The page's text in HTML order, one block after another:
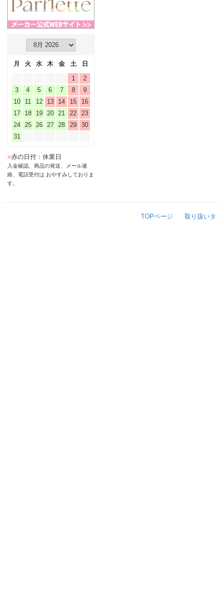
月 火 水 木 金 土
日
1
2
3
4 5 6 7 8
9
10
11 12 13 14 15
16
17
18 19 20 21 22
23
24
25 26 27 28 29
30
31
■赤の日付：休業日
入金確認、商品の発送、メール連
絡、電話受付は おやすみしておりま
す。
TOPページ 取り扱い